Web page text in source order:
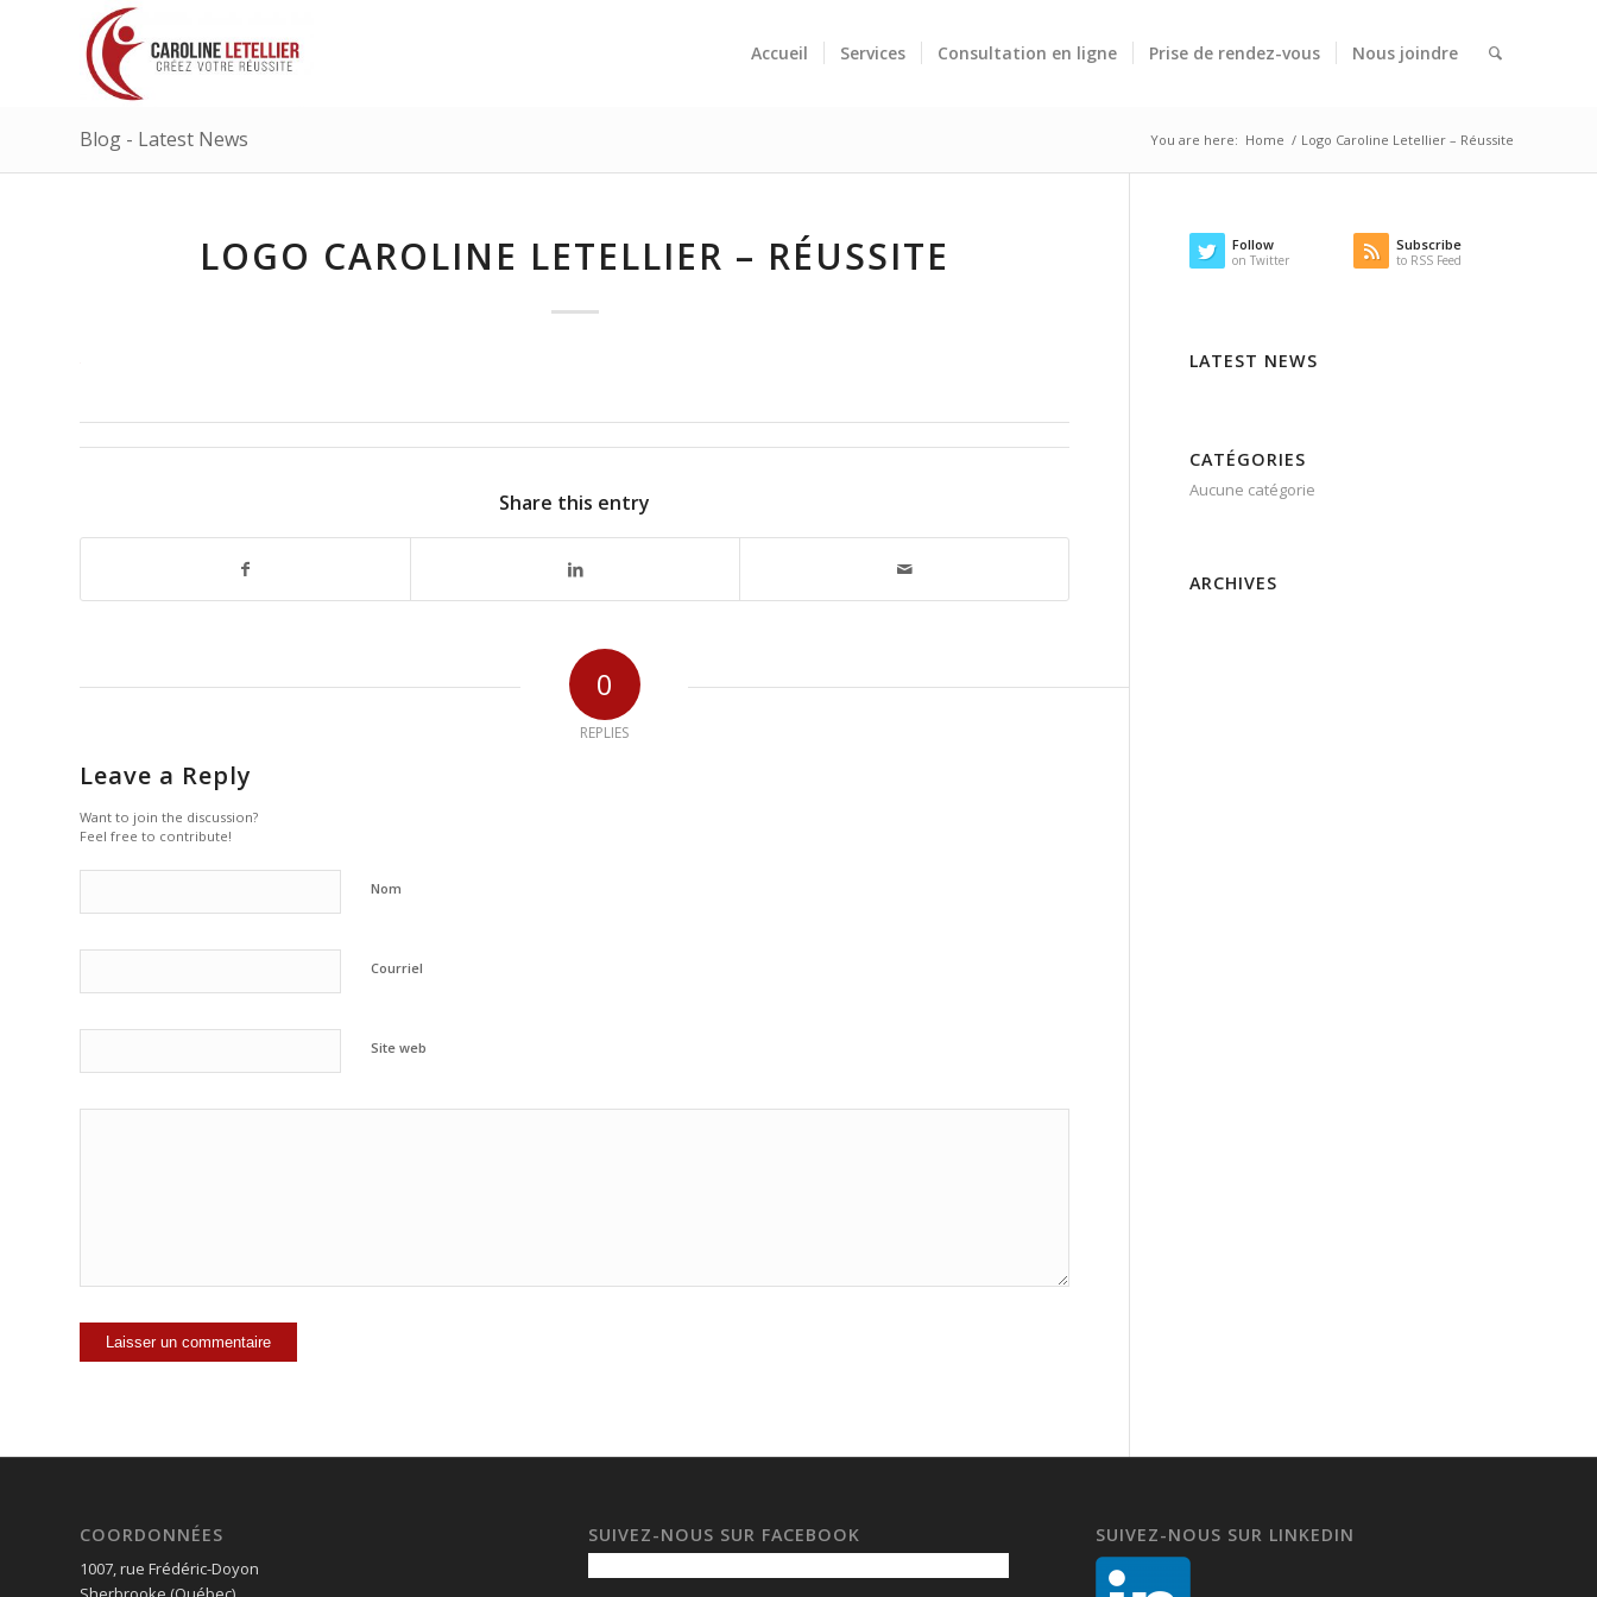
Accueil Services Consultation en ligne Prise de rendez-vous Nous joindre
Blog - Latest News You are here: Home / Logo Caroline Letellier – Réussite
LOGO CAROLINE LETELLIER – RÉUSSITE
Share this entry
0
REPLIES
Leave a Reply
Want to join the discussion?
Feel free to contribute!
Nom
Courriel
Site web
Follow
on Twitter
Subscribe
to RSS Feed
LATEST NEWS
CATÉGORIES
Aucune catégorie
ARCHIVES
COORDONNÉES
1007, rue Frédéric-Doyon
SUIVEZ-NOUS SUR FACEBOOK SUIVEZ-NOUS SUR LINKEDIN